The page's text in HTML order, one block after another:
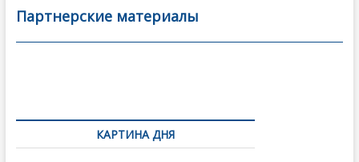
b
o
er l
а
в
Партнерские материалы
по
записямКАРТИНА ДНЯ